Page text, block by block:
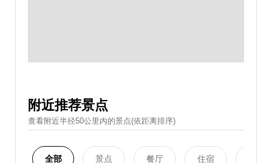
附近推荐景点
查看附近半径50公里內的景点(依距离排序)
全部 景点 餐厅 住宿